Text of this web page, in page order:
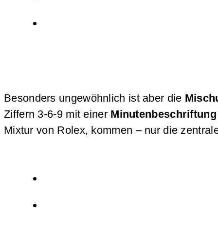
Besonders ungewöhnlich ist aber die
Ziffern 3-6-9 mit einer
Mixtur von Rolex, kommen – nur die